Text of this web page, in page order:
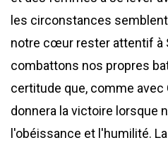
les circonstances
notre cœur rester attentif à
combattons nos propres
certitude que, comme avec
donnera la victoire lorsque
l'obéissance et l'humilité.